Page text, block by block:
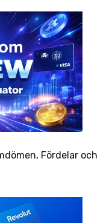
Fördelar och